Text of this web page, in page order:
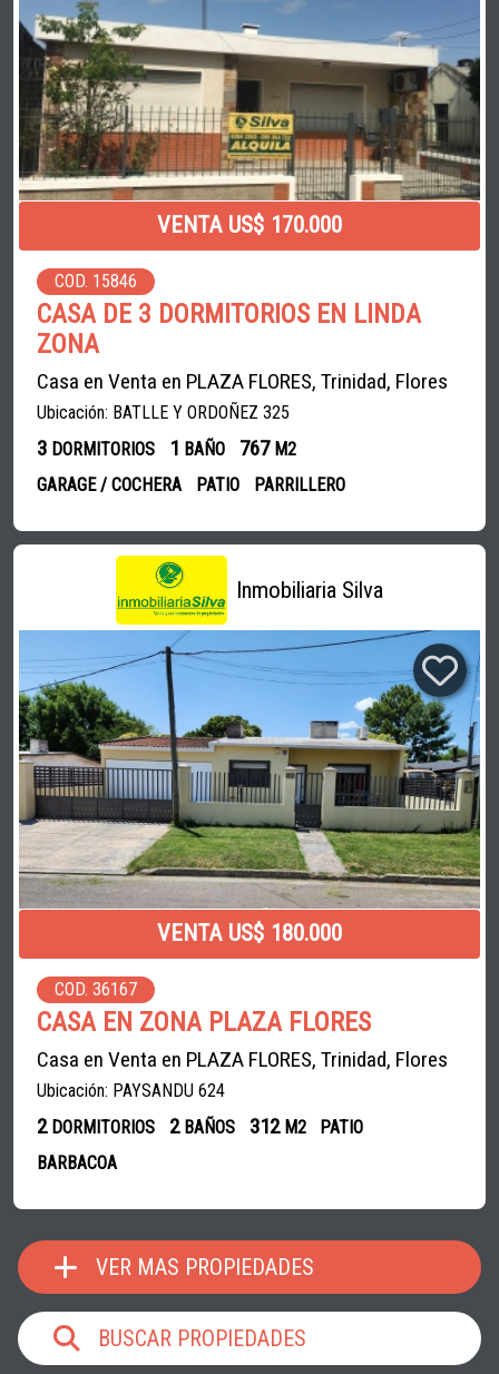
VENTA US$ 170.000
COD. 15846
CASA DE 3 DORMITORIOS EN LINDA
ZONA
Casa en Venta en PLAZA FLORES, Trinidad, Flores
Ubicación: BATLLE Y ORDOÑEZ 325
3 DORMITORIOS 1 BAÑO 767 M2
GARAGE / COCHERA
PATIO PARRILLERO
Inmobiliaria Silva
VENTA US$ 180.000
COD. 36167
CASA EN ZONA PLAZA FLORES
Casa en Venta en PLAZA FLORES, Trinidad, Flores
Ubicación: PAYSANDU 624
2DORMITORIOS 2BAÑOS 312 M2
PATIO
BARBACOA
VER MAS PROPIEDADES
BUSCAR PROPIEDADES